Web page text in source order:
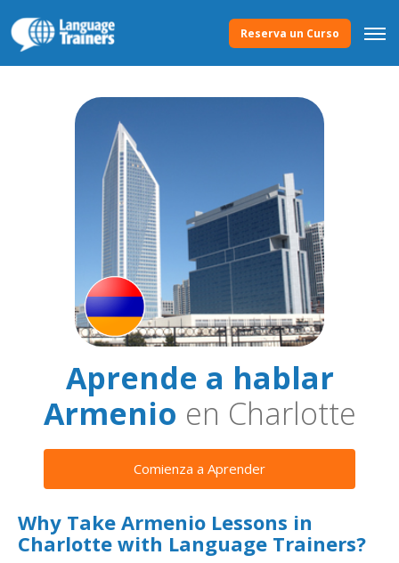
Reserva un Curso
Aprende a hablar
Armenio en Charlotte
Comienza a Aprender
Why Take Armenio Lessons in
Charlotte with Language Trainers?